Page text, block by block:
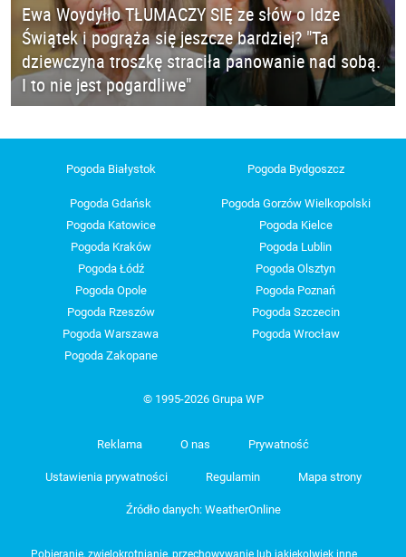
Ewa Woydyłło TŁUMACZY SIĘ ze słów o Idze
Świątek i pogrąża się jeszcze bardziej? "Ta
dziewczyna troszkę straciła panowanie nad sobą.
I to nie jest pogardliwe"
Pogoda Białystok Pogoda Bydgoszcz
Pogoda Gdańsk
Pogoda Gorzów Wielkopolski
Pogoda Katowice
Pogoda Kielce
Pogoda Kraków
Pogoda Lublin
Pogoda Łódź
Pogoda Olsztyn
Pogoda Opole
Pogoda Poznań
Pogoda Rzeszów
Pogoda Szczecin
Pogoda Warszawa
Pogoda Wrocław
Pogoda Zakopane
© 1995-2026 Grupa WP
Reklama O nas Prywatność
Ustawienia prywatności Regulamin Mapa strony
Źródło danych: WeatherOnline
Pobieranie, zwielokrotnianie, przechowywanie lub jakiekolwiek inne